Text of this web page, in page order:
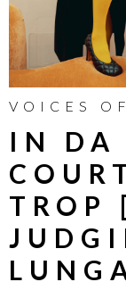
VOICES
IN DA
TROP